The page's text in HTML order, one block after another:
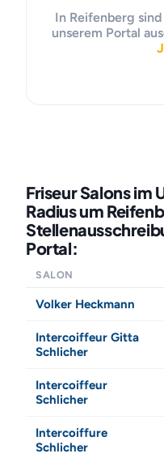
In Reifenberg
unserem Portal
Friseur Salons im
Radius um
Portal:
SALON
Volker Heckmann
Intercoiffeur Gitta
Schlicher
Intercoiffeur
Schlicher
Intercoiffure
Schlicher